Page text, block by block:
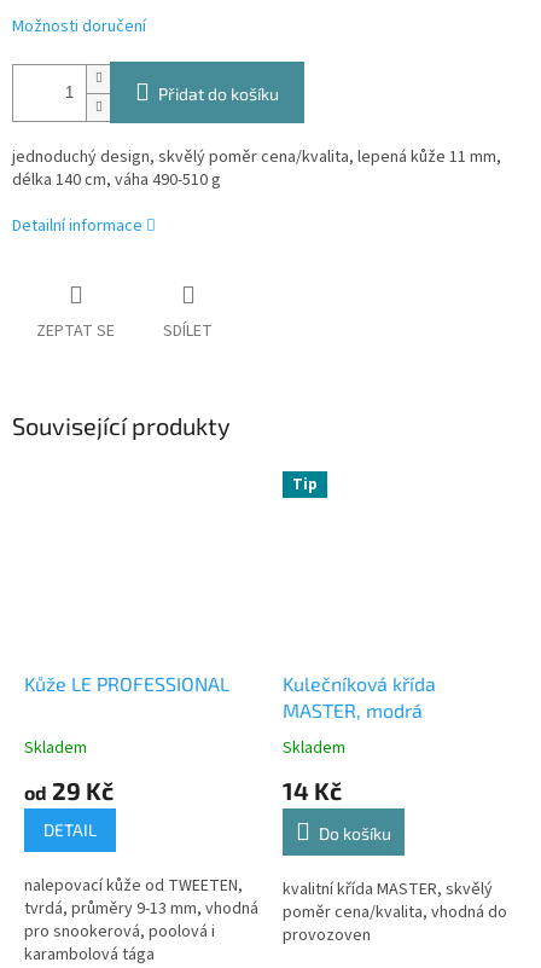
Možnosti doručení
Přidat do košíku
jednoduchý design, skvělý poměr cena/kvalita, lepená kůže 11 mm,
délka 140 cm, váha 490-510 g
Detailní informace
ZEPTAT SE SDÍLET
Související produkty
Kůže LE PROFESSIONAL
Skladem
od 29 Kč
DETAIL
nalepovací kůže od TWEETEN,
tvrdá, průměry 9-13 mm, vhodná
pro snookerová, poolová i
karambolová tága
Tip
Kulečníková křída
MASTER, modrá
Skladem
14 Kč
Do košíku
kvalitní křída MASTER, skvělý
poměr cena/kvalita, vhodná do
provozoven